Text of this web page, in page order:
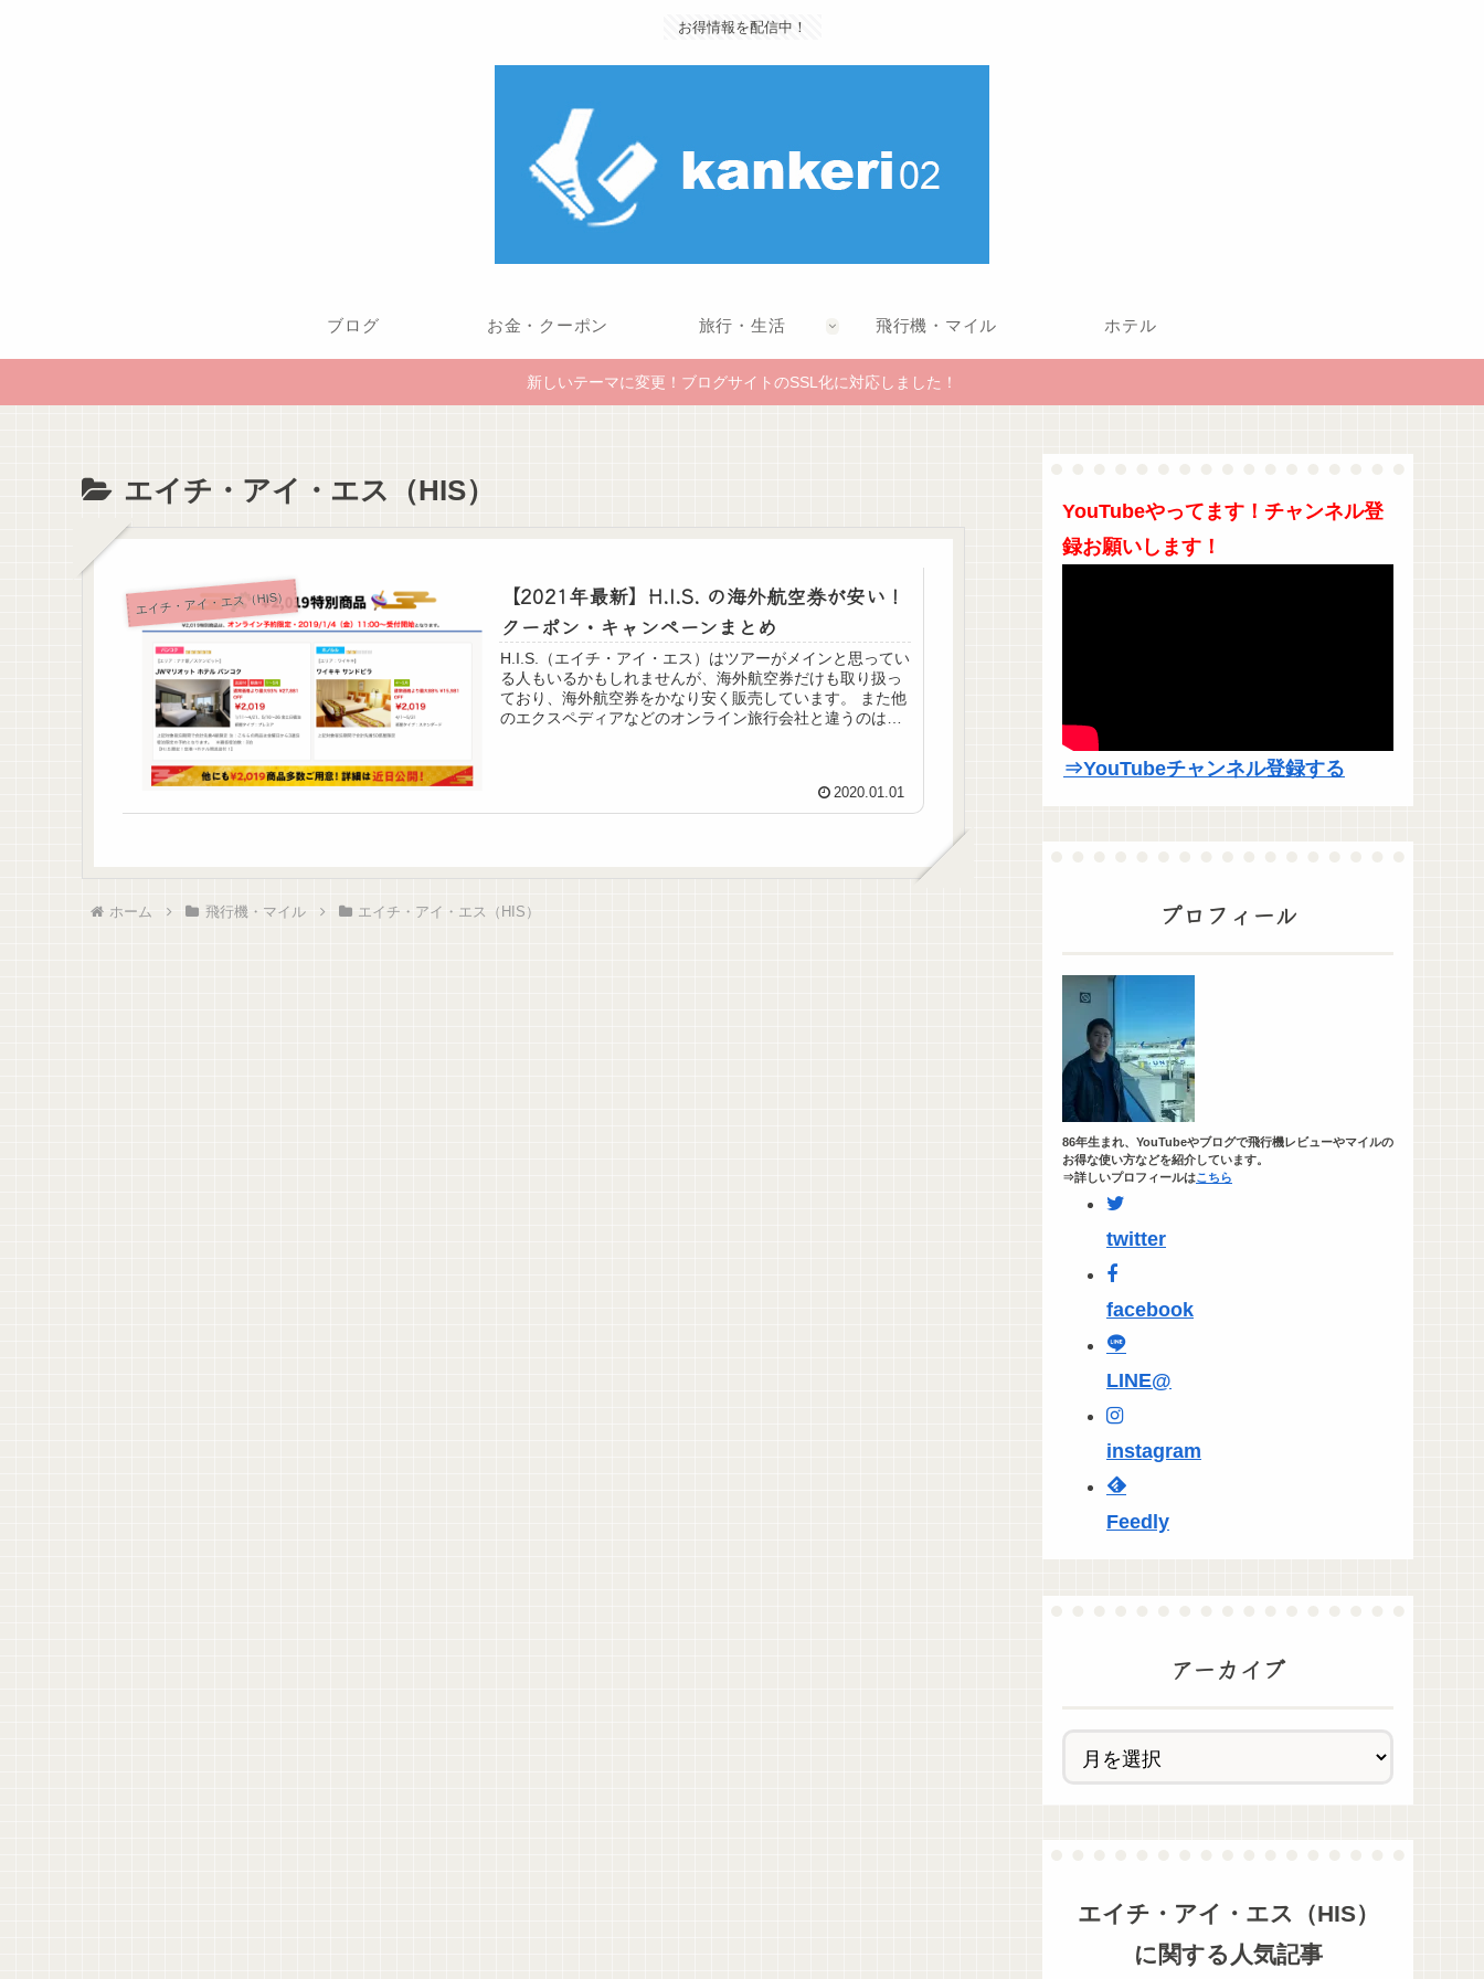
お得情報を配信中！
ブログ お金・クーポン 旅行・生活 飛行機・マイル ホテル
新しいテーマに変更！ブログサイトのSSL化に対応しました！
エイチ・アイ・エス（HIS）
エイチ・アイ・エス（HIS）
【2021年最新】H.I.S. の海外航空券が安い！
クーポン・キャンペーンまとめ
H.I.S.（エイチ・アイ・エス）はツアーがメインと思ってい
る人もいるかもしれませんが、海外航空券だけも取り扱っ
ており、海外航空券をかなり安く販売しています。 また他
のエクスペディアなどのオンライン旅行会社と違うのは、
2020.01.01
ホーム 飛行機・マイル エイチ・アイ・エス（HIS）
YouTubeやってます！チャンネル登
録お願いします！
⇒YouTubeチャンネル登録する
プロフィール
86年生まれ、YouTubeやブログで飛行機レビューやマイルの
お得な使い方などを紹介しています。
⇒詳しいプロフィールはこちら
twitter
facebook
LINE@
instagram
Feedly
アーカイブ
エイチ・アイ・エス（HIS）
に関する人気記事